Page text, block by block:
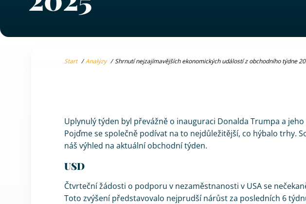
Start Analýzy Shrnutí nejzajímavějších ekonomických událostí z obchodního týdne
Uplynulý týden byl převážně o inauguraci Donalda Trumpa a
Pojďme se společně podívat na to nejdůležitější, co hýbalo trhy.
náš výhled na aktuální obchodní týden.
USD
Čtvrteční žádosti o podporu v nezaměstnanosti v USA se
Toto zvýšení představovalo nejprudší nárůst za posledních 6